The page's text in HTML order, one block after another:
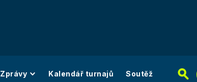
Zprávy Kalendář turnajů Soutěž